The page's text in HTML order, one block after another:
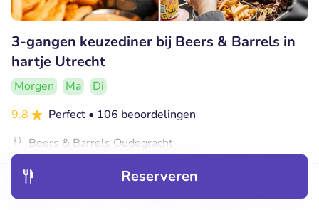
Reserveren
3-gangen keuzediner bij Beers & Barrels in
hartje Utrecht
Morgen Ma
Di
9.8
Perfect • 106 beoordelingen
Beers & Barrels Oudegracht
Verkocht: 138
,50